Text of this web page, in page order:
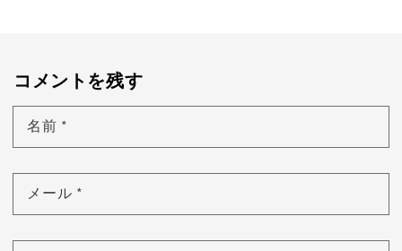
コメントを残す
名前 *
メール *